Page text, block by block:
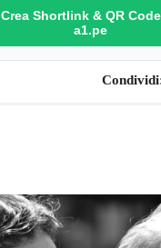
Crea Shortlink & QR
a1.pe